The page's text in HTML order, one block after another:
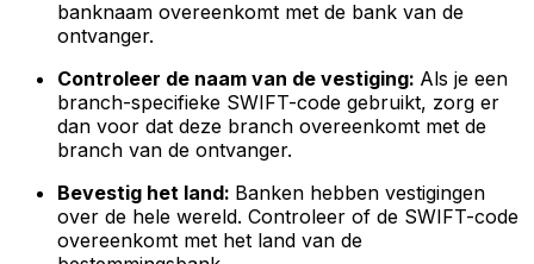
banknaam overeenkomt met de bank van de
ontvanger.
Controleer de naam van de vestiging: Als je een
branch-specifieke SWIFT-code gebruikt, zorg er
dan voor dat deze branch overeenkomt met de
branch van de ontvanger.
Bevestig het land: Banken hebben vestigingen
over de hele wereld. Controleer of de SWIFT-code
overeenkomt met het land van de